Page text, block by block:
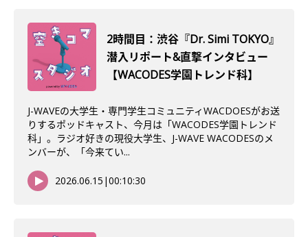
2時間目：渋谷『Dr. Simi TOKYO』
潜入リポート&直撃インタビュー
【WACODES学園トレンド科】
J-WAVEの大学生・専門学生コミュニティWACDOESがお送
りするポッドキャスト、今月は「WACODES学園トレンド
科」。ラジオ好きの現役大学生、J-WAVE WACODESのメ
ンバーが、「今来てい...
2026.06.15 |00:10:30